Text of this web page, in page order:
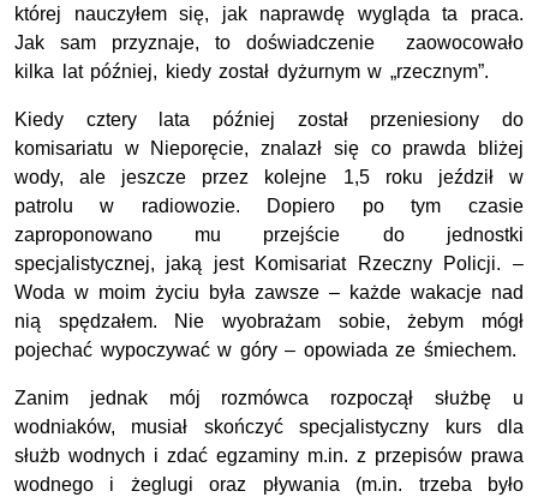
której nauczyłem się, jak naprawdę wygląda ta praca.
Jak sam przyznaje, to doświadczenie zaowocowało
kilka lat później, kiedy został dyżurnym w „rzecznym”.
Kiedy cztery lata później został przeniesiony do
komisariatu w Nieporęcie, znalazł się co prawda bliżej
wody, ale jeszcze przez kolejne 1,5 roku jeździł w
patrolu w radiowozie. Dopiero po tym czasie
zaproponowano mu przejście do jednostki
specjalistycznej, jaką jest Komisariat Rzeczny Policji. –
Woda w moim życiu była zawsze – każde wakacje nad
nią spędzałem. Nie wyobrażam sobie, żebym mógł
pojechać wypoczywać w góry – opowiada ze śmiechem.
Zanim jednak mój rozmówca rozpoczął służbę u
wodniaków, musiał skończyć specjalistyczny kurs dla
służb wodnych i zdać egzaminy m.in. z przepisów prawa
wodnego i żeglugi oraz pływania (m.in. trzeba było